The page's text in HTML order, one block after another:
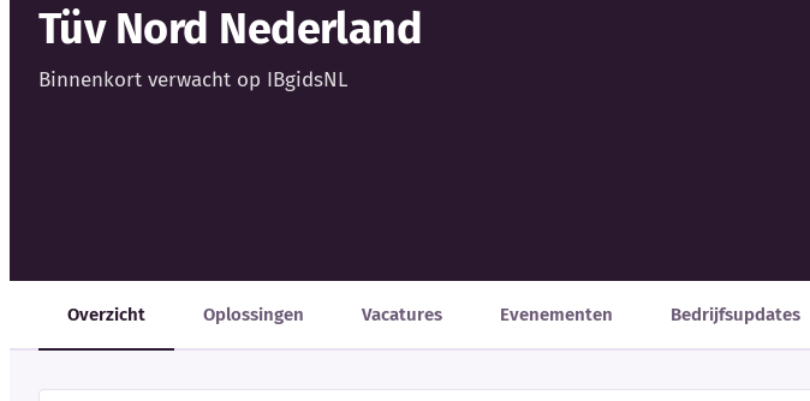
Tüv Nord Nederland
Binnenkort verwacht op IBgidsNL
Overzicht Oplossingen Vacatures Evenementen Bedrijfsupdates